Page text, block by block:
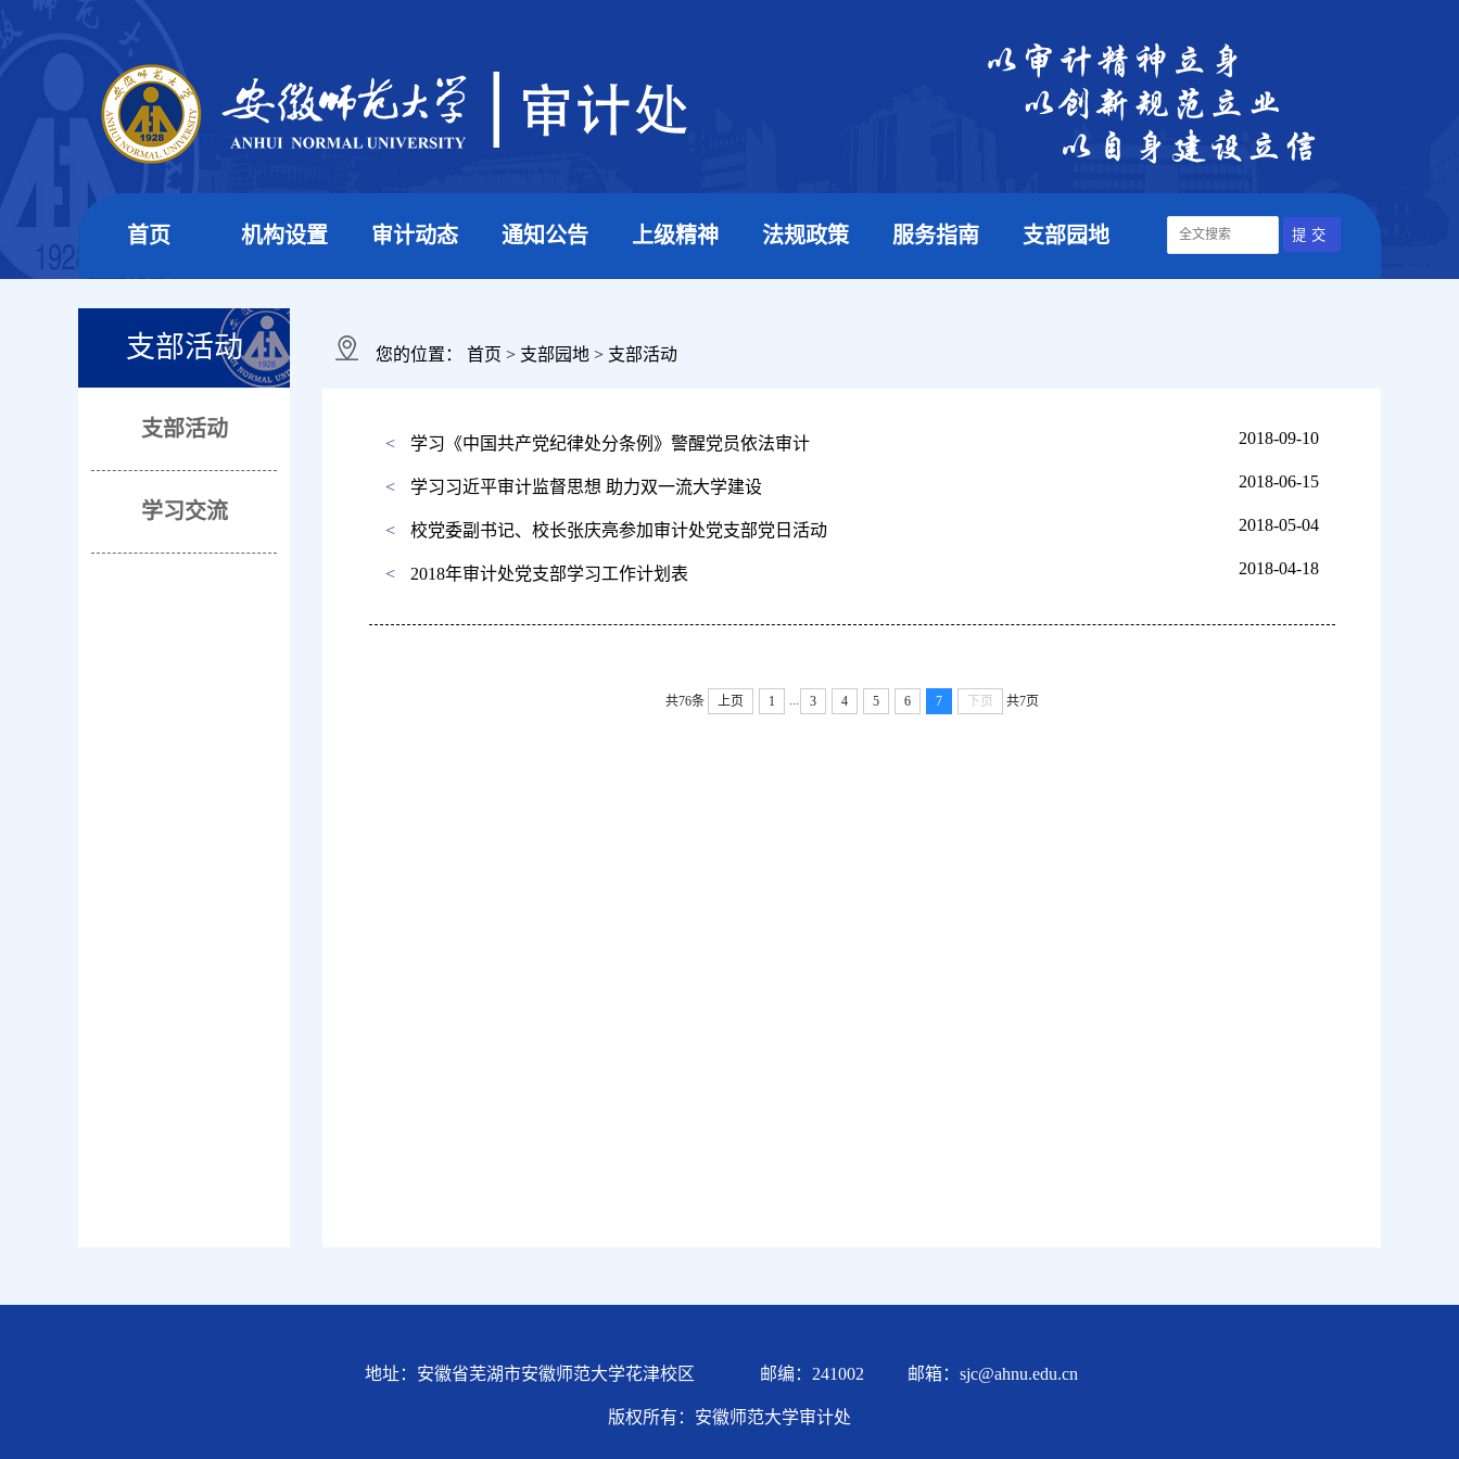
首页 机构设置 审计动态 通知公告 上级精神 法规政策 服务指南 支部园地
支部活动 您的位置： 首页 > 支部园地 > 支部活动
支部活动
学习交流
< 学习《中国共产党纪律处分条例》警醒党员依法审计 2018-09-10
< 学习习近平审计监督思想 助力双一流大学建设 2018-06-15
< 校党委副书记、校长张庆亮参加审计处党支部党日活动 2018-05-04
< 2018年审计处党支部学习工作计划表 2018-04-18
共76条 上页 1 3 4 5 6 7 下页 共7页
地址：安徽省芜湖市安徽师范大学花津校区 邮编：241002 邮箱：sjc@ahnu.edu.cn
版权所有：安徽师范大学审计处